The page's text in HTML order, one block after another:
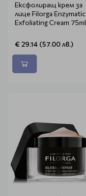
Ексфолиращ крем за
лице Filorga Enzymatic
Exfoliating Cream 75ml
€ 29.14 (57.00 лв.)